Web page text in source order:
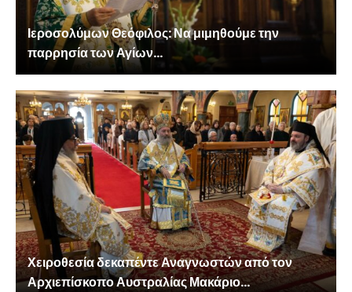
Ιεροσολύμων Θεόφιλος: Να μιμηθούμε την
παρρησία των Αγίων...
Χειροθεσία δεκαπέντε Αναγνωστών από τον
Αρχιεπίσκοπο Αυστραλίας Μακάριο...